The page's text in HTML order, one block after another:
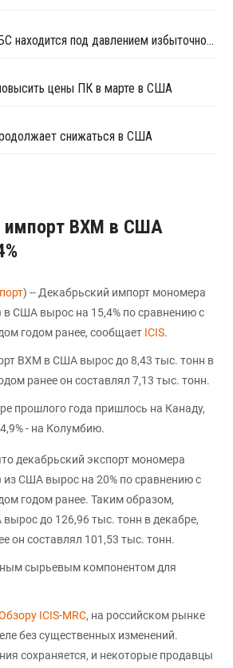
Глобальный рынок АБС находится под давлением избыточного предложения и слабого спроса
цены ПК в марте в США
снижаться в США
импорт ВХМ в США
) -- Декабрьский импорт мономера
США вырос на 15,4% по сравнению с
годом ранее, сообщает ICIS.
ВХМ в США вырос до 8,43 тыс. тонн в
ранее он составлял 7,13 тыс. тонн.
прошлого года пришлось на Канаду,
- на Колумбию.
декабрьский экспорт мономера
США вырос на 20% по сравнению с
годом ранее. Таким образом,
до 126,96 тыс. тонн в декабре,
он составлял 101,53 тыс. тонн.
сырьевым компонентом для
ICIS-MRC, на российском рынке
без существенных изменений.
сохраняется, и некоторые продавцы